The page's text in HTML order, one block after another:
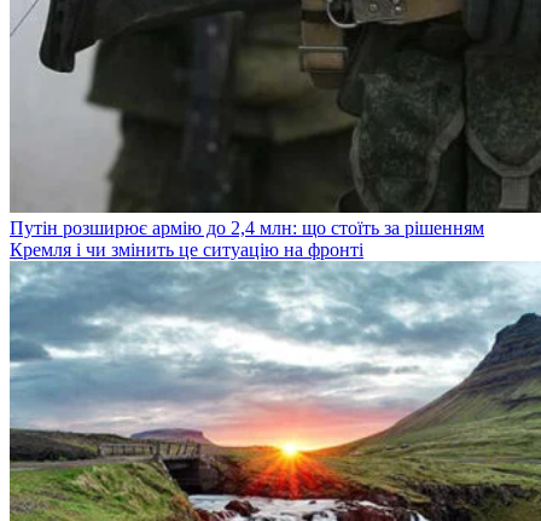
Путін розширює армію до 2,4 млн: що стоїть за рішенням
Кремля і чи змінить це ситуацію на фронті